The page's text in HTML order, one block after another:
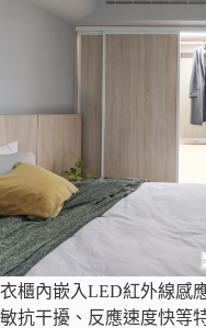
衣櫃內嵌入LED紅外線感
敏抗干擾、反應速度快等